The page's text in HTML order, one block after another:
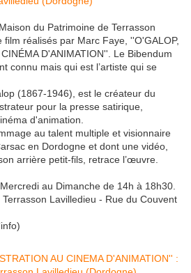
du Patrimoine de Terrasson
réalisés par Marc Faye, ''O'GALOP,
D'ANIMATION''. Le Bibendum
connu mais qui est l’artiste qui se
(1867-1946), est le créateur du
pour la presse satirique,
d'animation.
au talent multiple et visionnaire
en Dordogne et dont une vidéo,
arrière petit-fils, retrace l’œuvre.
au Dimanche de 14h à 18h30.
Lavilledieu - Rue du Couvent